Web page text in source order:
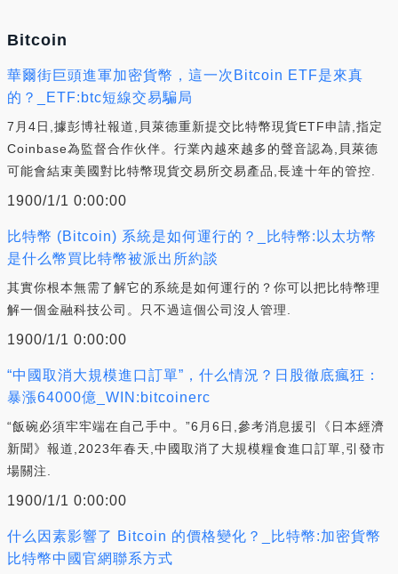
Bitcoin
華爾街巨頭進軍加密貨幣，這一次Bitcoin ETF是來真
的？_ETF:btc短線交易騙局
7月4日,據彭博社報道,貝萊德重新提交比特幣現貨ETF申請,指定
Coinbase為監督合作伙伴。行業內越來越多的聲音認為,貝萊德
可能會結束美國對比特幣現貨交易所交易產品,長達十年的管控.
1900/1/1 0:00:00
比特幣 (Bitcoin) 系統是如何運行的？_比特幣:以太坊幣
是什么幣買比特幣被派出所約談
其實你根本無需了解它的系統是如何運行的？你可以把比特幣理
解一個金融科技公司。只不過這個公司沒人管理.
1900/1/1 0:00:00
“中國取消大規模進口訂單”，什么情況？日股徹底瘋狂：
暴漲64000億_WIN:bitcoinerc
“飯碗必須牢牢端在自己手中。”6月6日,參考消息援引《日本經濟
新聞》報道,2023年春天,中國取消了大規模糧食進口訂單,引發市
場關注.
1900/1/1 0:00:00
什么因素影響了 Bitcoin 的價格變化？_比特幣:加密貨幣
比特幣中國官網聯系方式